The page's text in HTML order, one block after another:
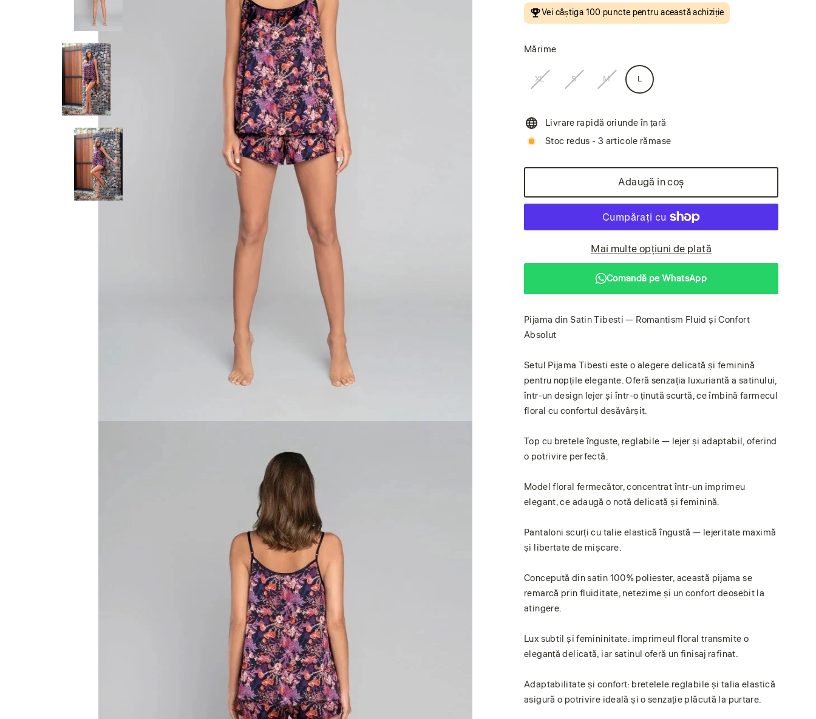
Vei câștiga 100 puncte pentru această achiziție
Mărime
XL S M L
Livrare rapidă oriunde în țară
Stoc redus - 3 articole rămase
Adaugă in coş
Mai multe opțiuni de plată
Comandă pe WhatsApp
Pijama din Satin Tibesti — Romantism Fluid și Confort
Absolut
Setul Pijama Tibesti este o alegere delicată și feminină
pentru nopțile elegante. Oferă senzația luxuriantă a satinului,
într-un design lejer și într-o ținută scurtă, ce îmbină farmecul
floral cu confortul desăvârșit.
Top cu bretele înguste, reglabile — lejer și adaptabil, oferind
o potrivire perfectă.
Model floral fermecător, concentrat într-un imprimeu
elegant, ce adaugă o notă delicată și feminină.
Pantaloni scurți cu talie elastică îngustă — lejeritate maximă
și libertate de mișcare.
Concepută din satin 100% poliester, această pijama se
remarcă prin fluiditate, netezime și un confort deosebit la
atingere.
Lux subtil și femininitate: imprimeul floral transmite o
eleganță delicată, iar satinul oferă un finisaj rafinat.
Adaptabilitate și confort: bretelele reglabile și talia elastică
asigură o potrivire ideală și o senzație plăcută la purtare.